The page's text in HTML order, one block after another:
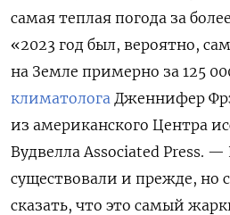
самая теплая погода за
«2023 год был, вероятно,
на Земле примерно за 125
климатолога Дженнифер
из американского Центра
Вудвелла Associated Press. —
существовали и прежде, но
сказать, что это самый